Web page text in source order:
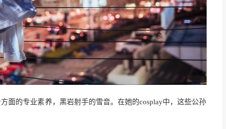
面的专业素养，黑岩射手的雪音。在她的cosplay中，这些公孙